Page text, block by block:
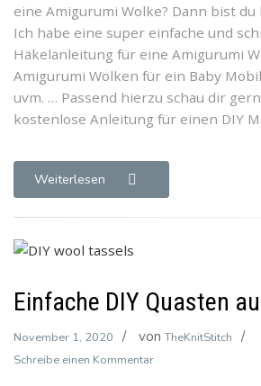
häkeln
eine Amigurumi Wolke? Dann bist
Ich habe eine super einfache und
Häkelanleitung für eine Amigurumi
Amigurumi Wolken für ein Baby
uvm. … Passend hierzu schau dir
kostenlose Anleitung für einen DIY
Weiterlesen
Einfache DIY Quasten
November 1, 2020 vonTheKnitStitch
Schreibe einen Kommentarzu